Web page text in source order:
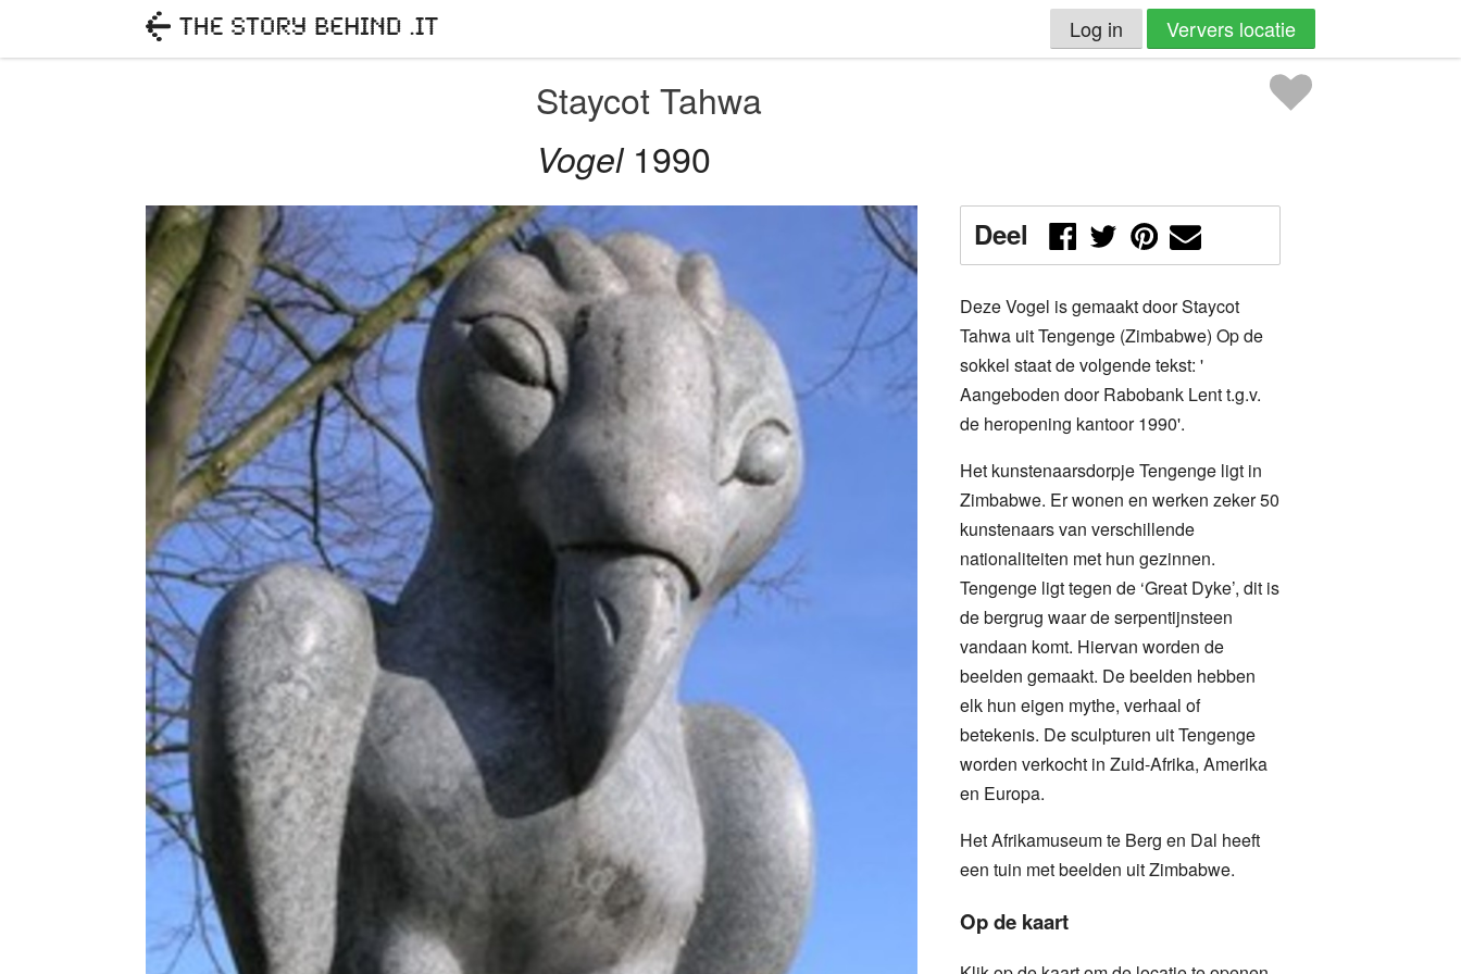
Log in Ververs locatie
Staycot Tahwa
Vogel 1990
Deel
Deze Vogel is gemaakt door Staycot
Tahwa uit Tengenge (Zimbabwe) Op de
sokkel staat de volgende tekst: '
Aangeboden door Rabobank Lent t.g.v.
de heropening kantoor 1990'.
Het kunstenaarsdorpje Tengenge ligt in
Zimbabwe. Er wonen en werken zeker 50
kunstenaars van verschillende
nationaliteiten met hun gezinnen.
Tengenge ligt tegen de ‘Great Dyke’, dit is
de bergrug waar de serpentijnsteen
vandaan komt. Hiervan worden de
beelden gemaakt. De beelden hebben
elk hun eigen mythe, verhaal of
betekenis. De sculpturen uit Tengenge
worden verkocht in Zuid-Afrika, Amerika
en Europa.
Het Afrikamuseum te Berg en Dal heeft
een tuin met beelden uit Zimbabwe.
Op de kaart